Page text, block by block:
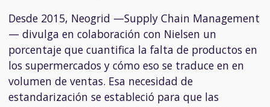
Desde 2015, Neogrid —Supply Chain Management
— divulga en colaboración con Nielsen un
porcentaje que cuantifica la falta de productos en
los supermercados y cómo eso se traduce en en
volumen de ventas. Esa necesidad de
estandarización se estableció para que las